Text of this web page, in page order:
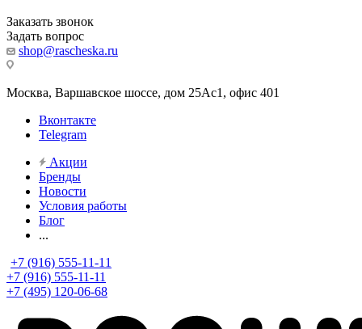
Заказать звонок
Задать вопрос
shop@rascheska.ru
Москва, Варшавское шоссе, дом 25Аc1, офис 401
Вконтакте
Telegram
Акции
Бренды
Новости
Условия работы
Блог
...
+7 (916) 555-11-11
+7 (916) 555-11-11
+7 (495) 120-06-68